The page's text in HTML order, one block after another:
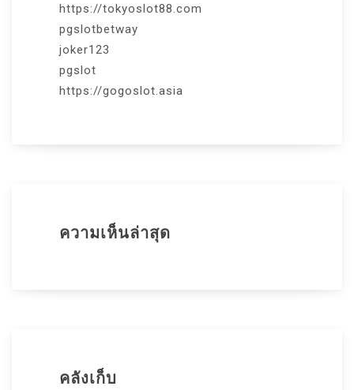
https://tokyoslot88.com
pgslotbetway
joker123
pgslot
https://gogoslot.asia
ความเห็นล่าสุด
คลังเก็บ